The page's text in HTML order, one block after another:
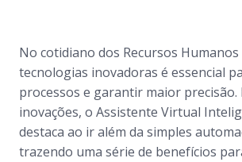
No cotidiano dos Recursos Humanos
tecnologias inovadoras é essencial
processos e garantir maior precisão.
inovações, o Assistente Virtual
destaca ao ir além da simples
trazendo uma série de benefícios